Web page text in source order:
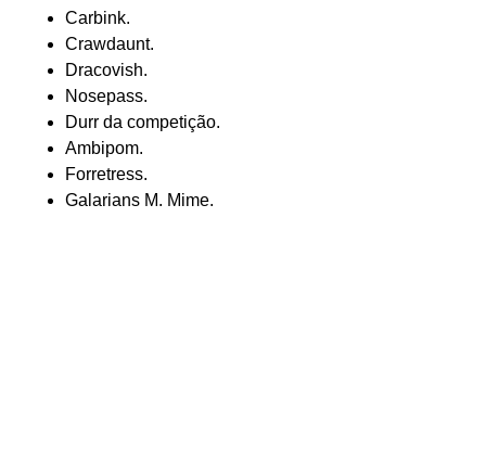
Carbink.
Crawdaunt.
Dracovish.
Nosepass.
Durr da competição.
Ambipom.
Forretress.
Galarians M. Mime.